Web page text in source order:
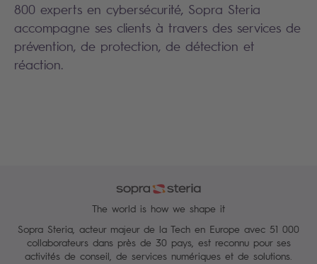
800 experts en cybersécurité, Sopra Steria
accompagne ses clients à travers des services de
prévention, de protection, de détection et
réaction.
The world is how we shape it
Sopra Steria, acteur majeur de la Tech en Europe avec 51 000
collaborateurs dans près de 30 pays, est reconnu pour ses
activités de conseil, de services numériques et de solutions.